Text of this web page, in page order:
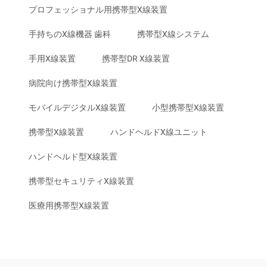
プロフェッショナル用携帯型X線装置
手持ちのX線機器 歯科 携帯型X線システム
手用X線装置 携帯型DR X線装置
病院向け携帯型X線装置
モバイルデジタルX線装置 小型携帯型X線装置
携帯型X線装置 ハンドヘルドX線ユニット
ハンドヘルド型X線装置
携帯型セキュリティX線装置
医療用携帯型X線装置